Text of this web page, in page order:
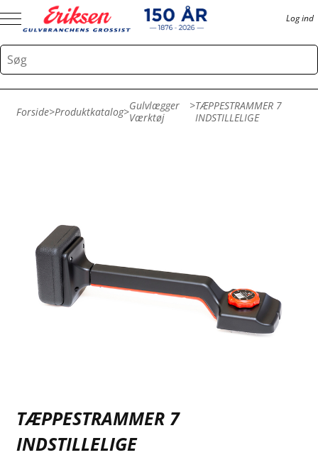
Log ind
Forside>Produktkatalog>Gulvlægger
Værktøj
>TÆPPESTRAMMER 7
INDSTILLELIGE
TÆPPESTRAMMER 7
INDSTILLELIGE